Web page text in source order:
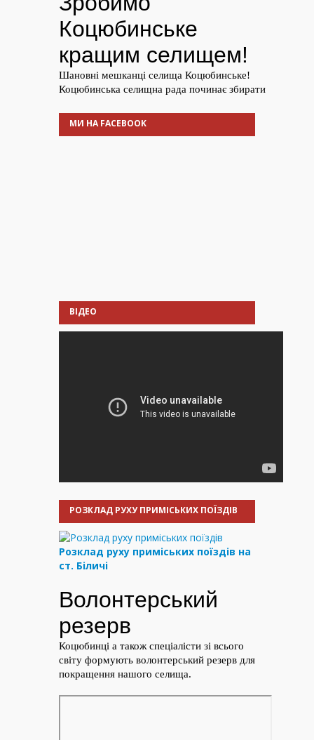
МИ НА FACEBOOK
ВІДЕО
РОЗКЛАД РУХУ ПРИМІСЬКИХ ПОЇЗДІВ
Розклад руху приміських поїздів на
ст. Біличі